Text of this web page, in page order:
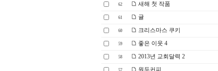
62 새해 첫 작품
61 귤
60 크리스마스 쿠키
59 좋은 이웃 4
58 2013년 교회달력 2
57 원두커피